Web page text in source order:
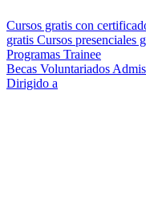
Cursos gratis con
gratis Cursos presenciales
Programas Trainee
Becas Voluntariados
Dirigido a